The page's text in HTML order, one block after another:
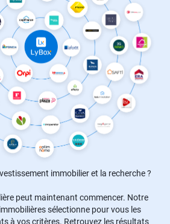
immobilier et la recherche ?
peut maintenant commencer. Notre
sélectionne pour vous les
à vos critères. Retrouvez les résultats